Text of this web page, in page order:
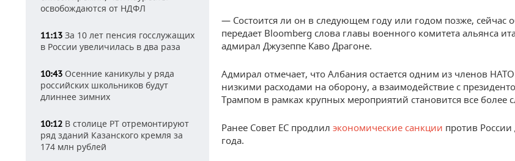
освобождаются от НДФЛ
11:13 За 10 лет пенсия госслужащих
в России увеличилась в два раза
10:43 Осенние каникулы у ряда
российских школьников будут
длиннее зимних
10:12 В столице РТ отремонтируют
ряд зданий Казанского кремля за
174 млн рублей
— Состоится ли он в следующем году или годом позже, сейчас
передает Bloomberg слова главы военного комитета альянса
адмирал Джузеппе Каво Драгоне.
Адмирал отмечает, что Албания остается одним из членов
низкими расходами на оборону, а взаимодействие с
Трампом в рамках крупных мероприятий становится все более
Ранее Совет ЕС продлил экономические санкции против
года.